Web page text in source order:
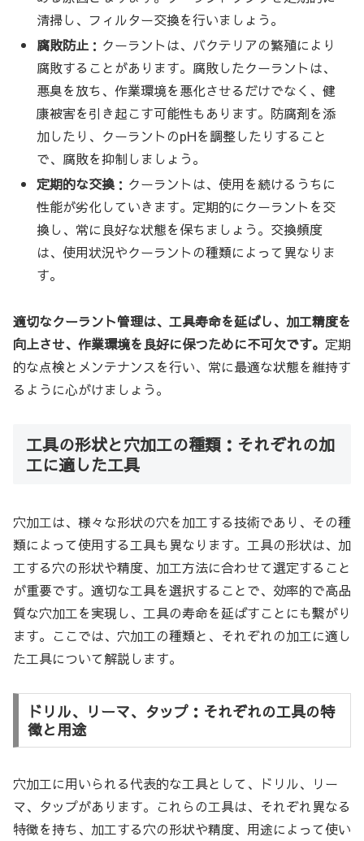
清掃し、フィルター交換を行いましょう。
腐敗防止 ：クーラントは、バクテリアの繁殖により
腐敗することがあります。腐敗したクーラントは、
悪臭を放ち、作業環境を悪化させるだけでなく、健
康被害を引き起こす可能性もあります。防腐剤を添
加したり、クーラントのpHを調整したりすること
で、腐敗を抑制しましょう。
定期的な交換 ：クーラントは、使用を続けるうちに
性能が劣化していきます。定期的にクーラントを交
換し、常に良好な状態を保ちましょう。交換頻度
は、使用状況やクーラントの種類によって異なりま
す。
適切なクーラント管理は、工具寿命を延ばし、加工精度を
向上させ、作業環境を良好に保つために不可欠です。 定期
的な点検とメンテナンスを行い、常に最適な状態を維持す
るように心がけましょう。
工具の形状と穴加工の種類：それぞれの加
工に適した工具
穴加工は、様々な形状の穴を加工する技術であり、その種
類によって使用する工具も異なります。工具の形状は、加
工する穴の形状や精度、加工方法に合わせて選定すること
が重要です。適切な工具を選択することで、効率的で高品
質な穴加工を実現し、工具の寿命を延ばすことにも繋がり
ます。ここでは、穴加工の種類と、それぞれの加工に適し
た工具について解説します。
ドリル、リーマ、タップ：それぞれの工具の特
徴と用途
穴加工に用いられる代表的な工具として、ドリル、リー
マ、タップがあります。これらの工具は、それぞれ異なる
特徴を持ち、加工する穴の形状や精度、用途によって使い